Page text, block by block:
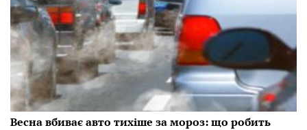
Весна вбиває авто тихіше за мороз: що робить